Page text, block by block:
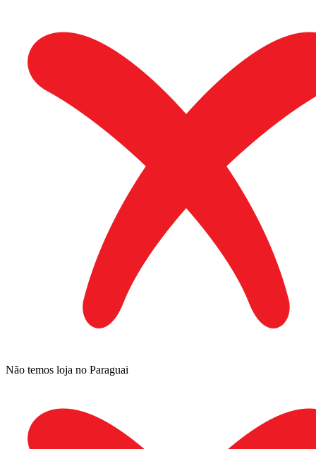
Não temos loja no Paraguai